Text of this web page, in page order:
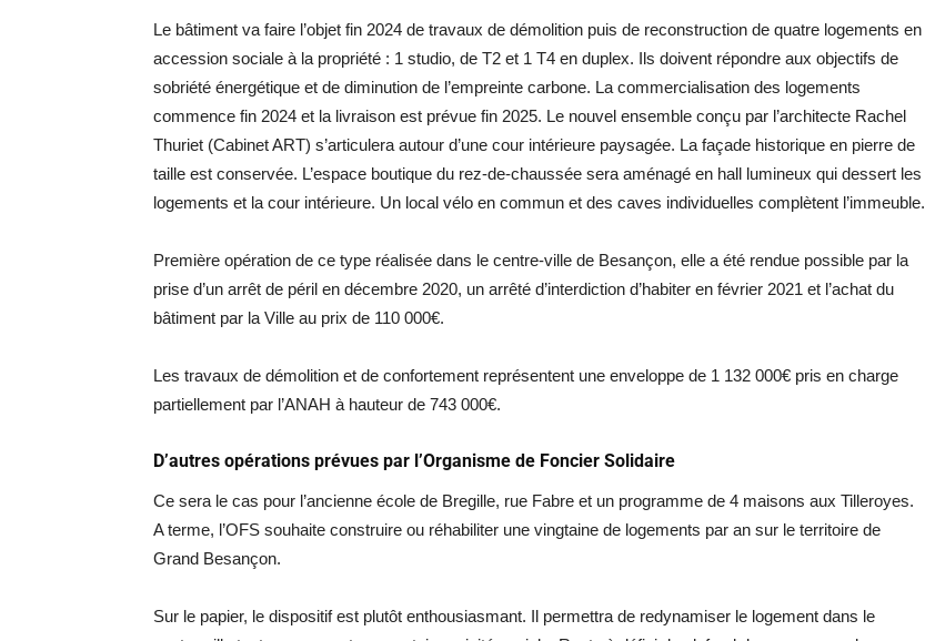
Le bâtiment va faire l’objet fin 2024 de travaux de démolition puis de reconstruction de quatre logements en
accession sociale à la propriété : 1 studio, de T2 et 1 T4 en duplex. Ils doivent répondre aux objectifs de
sobriété énergétique et de diminution de l’empreinte carbone. La commercialisation des logements
commence fin 2024 et la livraison est prévue fin 2025. Le nouvel ensemble conçu par l’architecte Rachel
Thuriet (Cabinet ART) s’articulera autour d’une cour intérieure paysagée. La façade historique en pierre de
taille est conservée. L’espace boutique du rez-de-chaussée sera aménagé en hall lumineux qui dessert les
logements et la cour intérieure. Un local vélo en commun et des caves individuelles complètent l’immeuble.
Première opération de ce type réalisée dans le centre-ville de Besançon, elle a été rendue possible par la
prise d’un arrêt de péril en décembre 2020, un arrêté d’interdiction d’habiter en février 2021 et l’achat du
bâtiment par la Ville au prix de 110 000€.
Les travaux de démolition et de confortement représentent une enveloppe de 1 132 000€ pris en charge
partiellement par l’ANAH à hauteur de 743 000€.
D’autres opérations prévues par l’Organisme de Foncier Solidaire
Ce sera le cas pour l’ancienne école de Bregille, rue Fabre et un programme de 4 maisons aux Tilleroyes.
A terme, l’OFS souhaite construire ou réhabiliter une vingtaine de logements par an sur le territoire de
Grand Besançon.
Sur le papier, le dispositif est plutôt enthousiasmant. Il permettra de redynamiser le logement dans le